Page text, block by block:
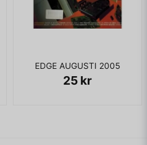
EDGE AUGUSTI 2005
25 kr